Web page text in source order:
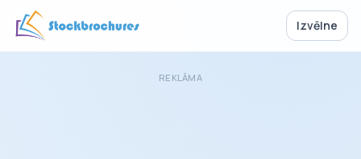
Izvēlne
REKLĀMA